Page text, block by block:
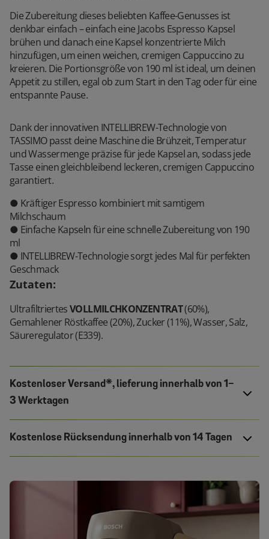
Die Zubereitung dieses beliebten Kaffee-Genusses ist
denkbar einfach – einfach eine Jacobs Espresso Kapsel
brühen und danach eine Kapsel konzentrierte Milch
hinzufügen, um einen weichen, cremigen Cappuccino zu
kreieren. Die Portionsgröße von 190 ml ist ideal, um deinen
Appetit zu stillen, egal ob zum Start in den Tag oder für eine
entspannte Pause.
Dank der innovativen INTELLIBREW-Technologie von
TASSIMO passt deine Maschine die Brühzeit, Temperatur
und Wassermenge präzise für jede Kapsel an, sodass jede
Tasse einen gleichbleibend leckeren, cremigen Cappuccino
garantiert.
● Kräftiger Espresso kombiniert mit samtigem
Milchschaum
● Einfache Kapseln für eine schnelle Zubereitung von 190
ml
● INTELLIBREW-Technologie sorgt jedes Mal für perfekten
Geschmack
Zutaten:
UltrafiltriertesVOLLMILCHKONZENTRAT(60%),
Gemahlener Röstkaffee (20%), Zucker (11%), Wasser, Salz,
Säureregulator (E339).
Kostenloser Versand*, lieferung innerhalb von 1-
3 Werktagen
Kostenlose Rücksendung innerhalb von 14 Tagen